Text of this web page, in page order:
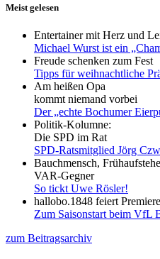
Meist gelesen
Entertainer mit Herz und
Michael Wurst ist ein
Freude schenken zum Fest
Tipps für weihnachtliche
Am heißen Opa
kommt niemand vorbei
Der „echte Bochumer
Politik-Kolumne:
Die SPD im Rat
SPD-Ratsmitglied Jörg
Bauchmensch,
VAR-Gegner
So tickt Uwe Rösler!
hallobo.1848 feiert Premiere
Zum Saisonstart beim VfL
zum Beitragsarchiv